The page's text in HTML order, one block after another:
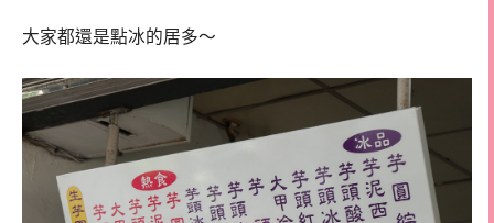
大家都還是點冰的居多～